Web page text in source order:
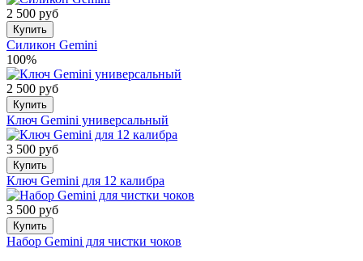
2 500 руб
Купить
Силикон Gemini
100%
2 500 руб
Купить
Ключ Gemini универсальный
3 500 руб
Купить
Ключ Gemini для 12 калибра
3 500 руб
Купить
Набор Gemini для чистки чоков